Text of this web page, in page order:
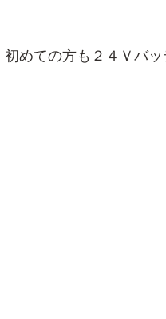
めての方も２４Ｖバ